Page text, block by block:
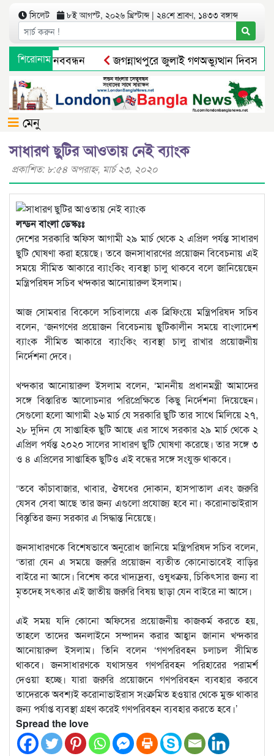
সিলেট ৮ই আগস্ট, ২০২৬ খ্রিস্টাব্দ | ২৪শে শ্রাবণ, ১৪৩৩ বঙ্গাব্দ
শিরোনামমানববন্ধন
জগন্নাথপুরে জুলাই গণঅভ্যুত্থান দিবস
মুক্তির আগেই ব্যারিস্টার সুমনের জামিন স্থগিত
সিলেটে
মেনু
সাধারণ ছুটির আওতায় নেই ব্যাংক
প্রকাশিত: ৮:৫৪ অপরাহ্ণ, মার্চ ২৩, ২০২০
লন্ডন বাংলা ডেস্কঃঃ
দেশের সরকারি অফিস আগামী ২৯ মার্চ থেকে ২ এপ্রিল পর্যন্ত সাধারণ
ছুটি ঘোষণা করা হয়েছে। তবে জনসাধারণের প্রয়োজন বিবেচনায় এই
সময়ে সীমিত আকারে ব্যাংকিং ব্যবস্থা চালু থাকবে বলে জানিয়েছেন
মন্ত্রিপরিষদ সচিব খন্দকার আনোয়ারুল ইসলাম।
আজ সোমবার বিকেলে সচিবালয়ে এক ব্রিফিংয়ে মন্ত্রিপরিষদ সচিব
বলেন, ‘জনগণের প্রয়োজন বিবেচনায় ছুটিকালীন সময়ে বাংলাদেশ
ব্যাংক সীমিত আকারে ব্যাংকিং ব্যবস্থা চালু রাখার প্রয়োজনীয়
নির্দেশনা দেবে।
খন্দকার আনোয়ারুল ইসলাম বলেন, ‘মাননীয় প্রধানমন্ত্রী আমাদের
সঙ্গে বিস্তারিত আলোচনার পরিপ্রেক্ষিতে কিছু নির্দেশনা দিয়েছেন।
সেগুলো হলো আগামী ২৬ মার্চ যে সরকারি ছুটি তার সাথে মিলিয়ে ২৭,
২৮ দুদিন যে সাপ্তাহিক ছুটি আছে এর সাথে সরকার ২৯ মার্চ থেকে ২
এপ্রিল পর্যন্ত ২০২০ সালের সাধারণ ছুটি ঘোষণা করেছে। তার সঙ্গে ৩
ও ৪ এপ্রিলের সাপ্তাহিক ছুটিও এই বন্ধের সঙ্গে সংযুক্ত থাকবে।
‘তবে কাঁচাবাজার, খাবার, ঔষধের দোকান, হাসপাতাল এবং জরুরি
যেসব সেবা আছে তার জন্য এগুলো প্রযোজ্য হবে না। করোনাভাইরাস
বিস্তৃতির জন্য সরকার এ সিদ্ধান্ত নিয়েছে।
জনসাধারণকে বিশেষভাবে অনুরোধ জানিয়ে মন্ত্রিপরিষদ সচিব বলেন,
‘তারা যেন এ সময়ে জরুরি প্রয়োজন ব্যতীত কোনোভাবেই বাড়ির
বাইরে না আসে। বিশেষ করে খাদ্যদ্রব্য, ওষুধক্রয়, চিকিৎসার জন্য বা
মৃতদেহ সৎকার এই জাতীয় জরুরি বিষয় ছাড়া যেন বাইরে না আসে।
এই সময় যদি কোনো অফিসের প্রয়োজনীয় কাজকর্ম করতে হয়,
তাহলে তাদের অনলাইনে সম্পাদন করার আহ্বান জানান খন্দকার
আনোয়ারুল ইসলাম। তিনি বলেন ‘গণপরিবহন চলাচল সীমিত
থাকবে। জনসাধারণকে যথাসম্ভব গণপরিবহন পরিহারের পরামর্শ
দেওয়া হচ্ছে। যারা জরুরি প্রয়োজনে গণপরিবহন ব্যবহার করবে
তাদেরকে অবশ্যই করোনাভাইরাস সংক্রমিত হওয়ার থেকে মুক্ত থাকার
জন্য পর্যাপ্ত ব্যবস্থা গ্রহণ করেই গণপরিবহন ব্যবহার করতে হবে।’
Spread the love